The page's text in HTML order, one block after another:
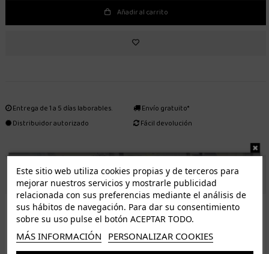
Añadir al carrito
Entrega de 1 a 5 días laborables.
Distribuidor autorizado
Envío gratuito*
Fácil devolución
ENVÍO GRATUITO *
ISLAS CANARIAS
Tenerife 3.50€. Gratis a partir de 50€
Resto de islas 5€. Gratis a partir de 50€
Este sitio web utiliza cookies propias y de terceros para
mejorar nuestros servicios y mostrarle publicidad
relacionada con sus preferencias mediante el análisis de
sus hábitos de navegación. Para dar su consentimiento
sobre su uso pulse el botón ACEPTAR TODO.
MÁS INFORMACIÓN PERSONALIZAR COOKIES